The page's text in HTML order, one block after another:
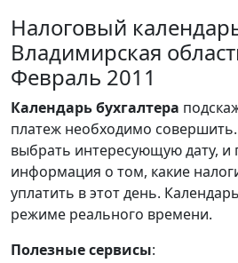
Налоговый
Владимирская
Февраль 2011
Календарьбухгалтера
платеж необходимо
выбрать интересующую дату, и
информация о том, какие
уплатить в этот день.
режиме реального времени.
Полезные сервисы: